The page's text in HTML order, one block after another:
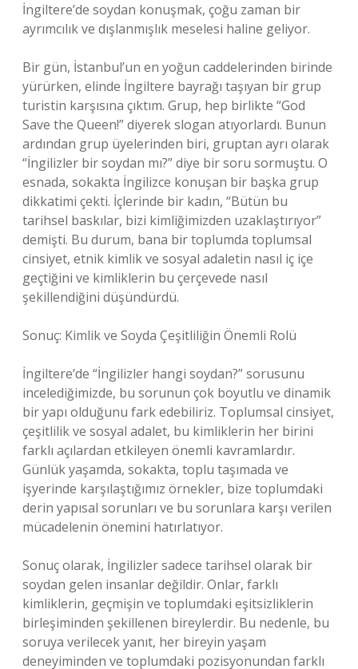
İngiltere’de soydan konuşmak, çoğu zaman bir
ayrımcılık ve dışlanmışlık meselesi haline geliyor.
Bir gün, İstanbul’un en yoğun caddelerinden birinde
yürürken, elinde İngiltere bayrağı taşıyan bir grup
turistin karşısına çıktım. Grup, hep birlikte “God
Save the Queen!” diyerek slogan atıyorlardı. Bunun
ardından grup üyelerinden biri, gruptan ayrı olarak
“İngilizler bir soydan mı?” diye bir soru sormuştu. O
esnada, sokakta İngilizce konuşan bir başka grup
dikkatimi çekti. İçlerinde bir kadın, “Bütün bu
tarihsel baskılar, bizi kimliğimizden uzaklaştırıyor”
demişti. Bu durum, bana bir toplumda toplumsal
cinsiyet, etnik kimlik ve sosyal adaletin nasıl iç içe
geçtiğini ve kimliklerin bu çerçevede nasıl
şekillendiğini düşündürdü.
Sonuç: Kimlik ve Soyda Çeşitliliğin Önemli Rolü
İngiltere’de “İngilizler hangi soydan?” sorusunu
incelediğimizde, bu sorunun çok boyutlu ve dinamik
bir yapı olduğunu fark edebiliriz. Toplumsal cinsiyet,
çeşitlilik ve sosyal adalet, bu kimliklerin her birini
farklı açılardan etkileyen önemli kavramlardır.
Günlük yaşamda, sokakta, toplu taşımada ve
işyerinde karşılaştığımız örnekler, bize toplumdaki
derin yapısal sorunları ve bu sorunlara karşı verilen
mücadelenin önemini hatırlatıyor.
Sonuç olarak, İngilizler sadece tarihsel olarak bir
soydan gelen insanlar değildir. Onlar, farklı
kimliklerin, geçmişin ve toplumdaki eşitsizliklerin
birleşiminden şekillenen bireylerdir. Bu nedenle, bu
soruya verilecek yanıt, her bireyin yaşam
deneyiminden ve toplumdaki pozisyonundan farklı